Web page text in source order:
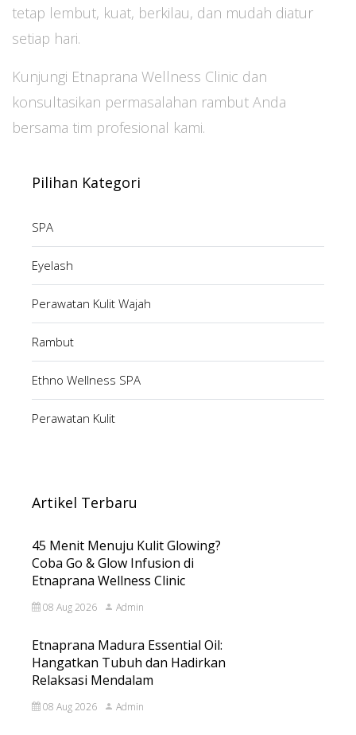
tetap lembut, kuat, berkilau, dan mudah diatur
setiap hari.
Kunjungi Etnaprana Wellness Clinic dan
konsultasikan permasalahan rambut Anda
bersama tim profesional kami.
Pilihan Kategori
SPA
Eyelash
Perawatan Kulit Wajah
Rambut
Ethno Wellness SPA
Perawatan Kulit
Artikel Terbaru
45 Menit Menuju Kulit Glowing?
Coba Go & Glow Infusion di
Etnaprana Wellness Clinic
08 Aug 2026 Admin
Etnaprana Madura Essential Oil:
Hangatkan Tubuh dan Hadirkan
Relaksasi Mendalam
08 Aug 2026 Admin